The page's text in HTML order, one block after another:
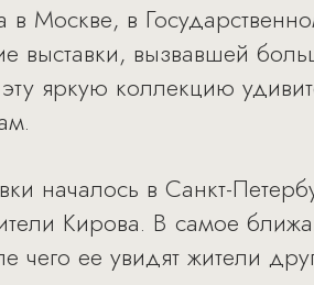
в Москве, в
выставки, вызвавшей
яркую коллекцию
началось в Санкт-
Кирова. В самое
чего ее увидят жители